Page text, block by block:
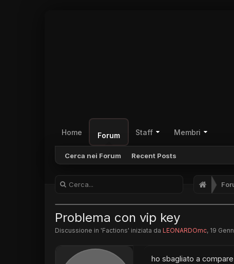
Home Forum
Cerca nei Forum Recent Posts
Staff Membri
Problema con vip key
Discussione in 'Factions' iniziata da LEONARDOmc, 19
ho sbagliato a